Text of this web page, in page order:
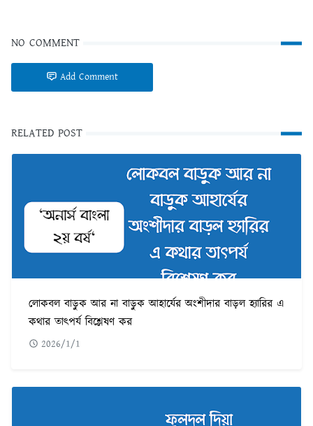
NO COMMENT
Add Comment
RELATED POST
লোকবল বাড়ুক আর না বাড়ুক আহার্যের অংশীদার বাড়ল হ্যারির এ
কথার তাৎপর্য বিশ্লেষণ কর
2026/1/1